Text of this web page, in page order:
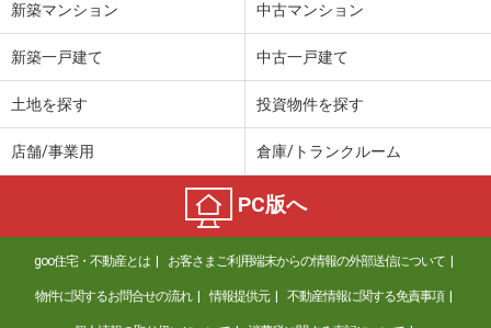
新築マンション 中古マンション
新築一戸建て 中古一戸建て
土地を探す 投資物件を探す
店舗/事業用 倉庫/トランクルーム
PC版へ
goo住宅・不動産とは お客さまご利用端末からの情報の外部送信について
物件に関するお問合せの流れ 情報提供元 不動産情報に関する免責事項